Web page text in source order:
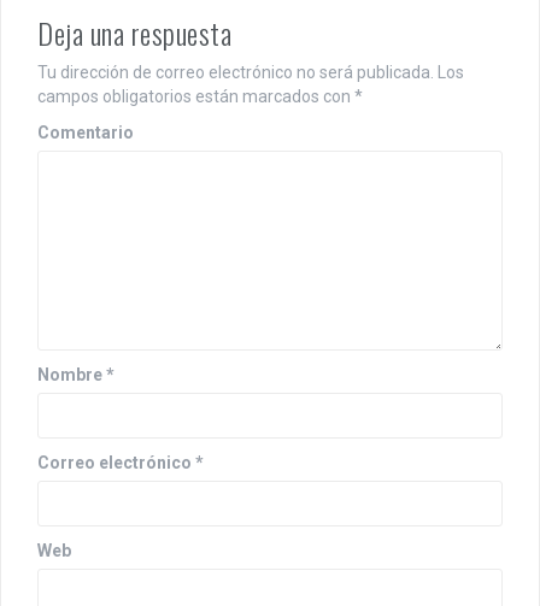
a
c
i
ó
n
r
d
Deja una respuesta
Tu dirección de correo electrónico no será publicada.
Los
campos obligatorios están marcados con *
Comentario
Nombre*
Correo electrónico *
Web